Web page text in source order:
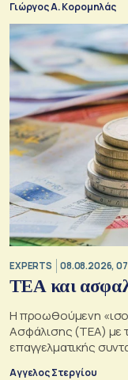
Γιώργος Α. Κορομηλάς
EXPERTS 08.08.2026,
ΤΕΑ και
Η προωθούμενη
Ασφάλισης (ΤΕΑ) με
επαγγελματικής
Αγγελος Στεργίου